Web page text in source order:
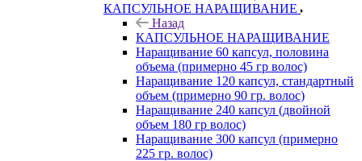
КАПСУЛЬНОЕ НАРАЩИВАНИЕ
Назад
КАПСУЛЬНОЕ НАРАЩИВАНИЕ
Наращивание 60 капсул, половина
объема (примерно 45 гр волос)
Наращивание 120 капсул, стандартный
объем (примерно 90 гр. волос)
Наращивание 240 капсул (двойной
объем 180 гр волос)
Наращивание 300 капсул (примерно
225 гр. волос)